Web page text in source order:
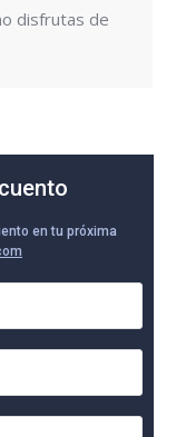
disfrutas de
en tu próxima